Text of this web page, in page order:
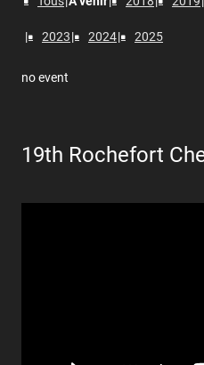
2023 2024 2025
no event
19th Rochefort